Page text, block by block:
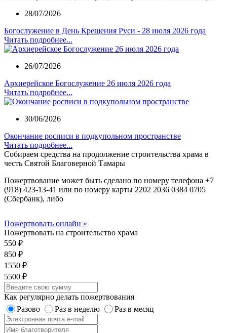
28/07/2026
Богослужение в День Крещения Руси - 28 июля 2026 года
Читать подробнее...
26/07/2026
Архиерейское Богослужение 26 июля 2026 года
Читать подробнее...
30/06/2026
Окончание росписи в подкупольном пространстве
Читать подробнее...
Собираем средства на продолжение строительства храма в
честь Святой Благоверной Тамары
Пожертвование может быть сделано по номеру телефона +7
(918) 423-13-41 или по номеру карты 2202 2036 0384 0705
(Сбербанк), либо
Пожертвовать онлайн »
Пожертвовать на строительство храма
550 ₽
850 ₽
1550 ₽
5500 ₽
Как регулярно делать пожертвования
Разово
Раз в неделю Раз в месяц